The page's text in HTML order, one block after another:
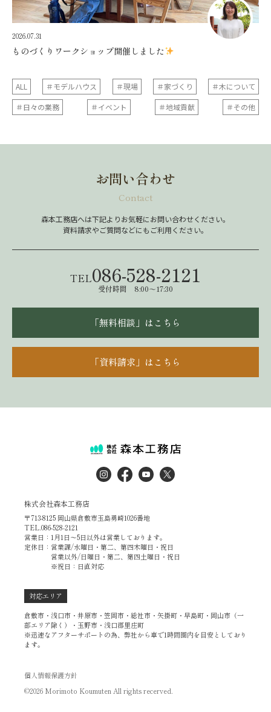
2026.07.31
ものづくりワークショップ開催しました
ALL ＃モデルハウス ＃現場 ＃家づくり
＃木について
＃日々の業務
＃イベント ＃地域貢献 ＃その他
お問い合わせ
Contact
森本工務店へは下記よりお気軽にお問い合わせください。
資料請求やご質問などにもご利用ください。
TEL086-528-2121
受付時間 8:00～17:30
「無料相談」はこちら
「資料請求」はこちら
株式会社森本工務店
〒713-8125 岡山県倉敷市玉島勇崎1026番地
TEL.086-528-2121
営業日：1月1日～5日以外は営業しております。
定休日：営業課/水曜日・第二、第四木曜日・祝日
営業以外/日曜日・第二、第四土曜日・祝日
※祝日：日直対応
対応エリア
倉敷市・浅口市・井原市・笠岡市・総社市・矢掛町・早島町・岡山市（一
部エリア除く）・玉野市・浅口郡里庄町
※迅速なアフターサポートの為、弊社から車で1時間圏内を目安としており
ます。
個人情報保護方針
©2026 Morimoto Koumuten All rights recerved.